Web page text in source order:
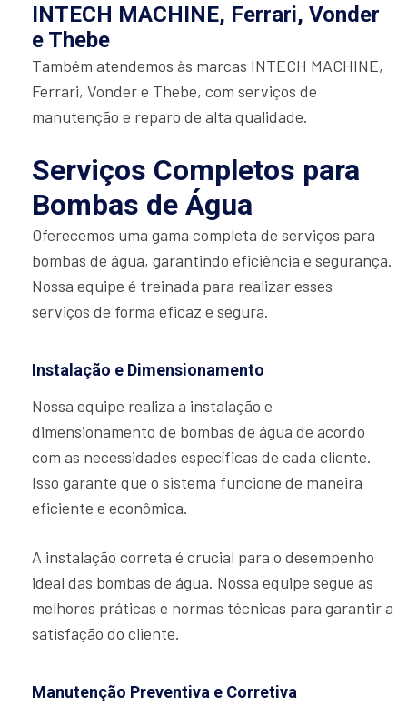
INTECH MACHINE, Ferrari, Vonder
e Thebe
Também atendemos às marcas INTECH MACHINE,
Ferrari, Vonder e Thebe, com serviços de
manutenção e reparo de alta qualidade.
Serviços Completos para
Bombas de Água
Oferecemos uma gama completa de serviços para
bombas de água, garantindo eficiência e segurança.
Nossa equipe é treinada para realizar esses
serviços de forma eficaz e segura.
Instalação e Dimensionamento
Nossa equipe realiza a instalação e
dimensionamento de bombas de água de acordo
com as necessidades específicas de cada cliente.
Isso garante que o sistema funcione de maneira
eficiente e econômica.
A instalação correta é crucial para o desempenho
ideal das bombas de água. Nossa equipe segue as
melhores práticas e normas técnicas para garantir a
satisfação do cliente.
Manutenção Preventiva e Corretiva